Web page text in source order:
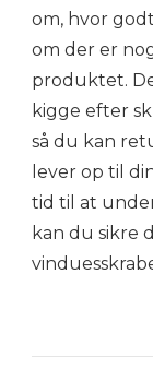
om, hvor
om der er
produktet.
kigge efter
så du kan
lever op til
tid til at
kan du sikre